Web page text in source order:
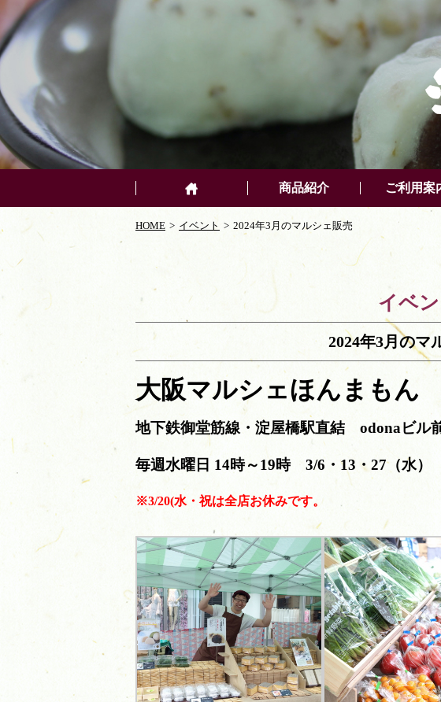
商品紹介 ご利用案
HOME イベント 2024年3月のマルシェ販売
イベン
2024年3月のマ
大阪マルシェほんまもん
地下鉄御堂筋線・淀屋橋駅直結 odonaビル
毎週水曜日 14時～19時 3/6・13・27（水）
※3/20(水・祝は全店お休みです。